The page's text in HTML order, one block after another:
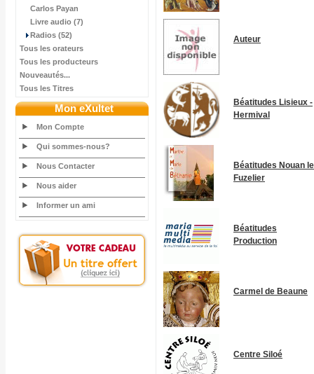
Carlos Payan
Livre audio (7)
Radios (52)
Tous les orateurs
Tous les producteurs
Nouveautés...
Tous les Titres
Mon eXultet
Mon Compte
Qui sommes-nous?
Nous Contacter
Nous aider
Informer un ami
Auteur
Béatitudes Lisieux -
Hermival
Béatitudes Nouan le
Fuzelier
Béatitudes
Production
Carmel de Beaune
Centre Siloé